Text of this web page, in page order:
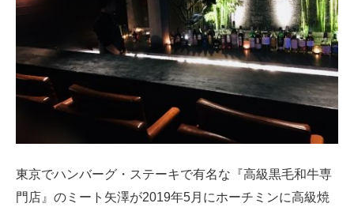
東京でハンバーグ・ステーキで有名な『高級黒毛和牛専
門店』のミート矢澤が2019年5月にホーチミンに高級焼